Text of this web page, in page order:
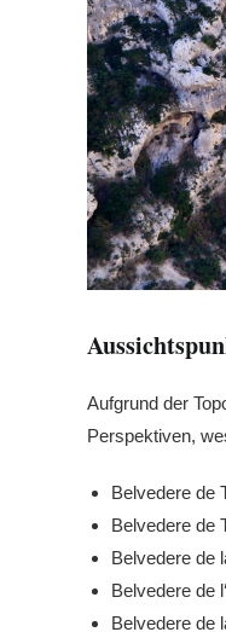
Aufgrund der
Perspektiven,
Belvedere de
Belvedere de
Belvedere de
Belvedere de
Belvedere de